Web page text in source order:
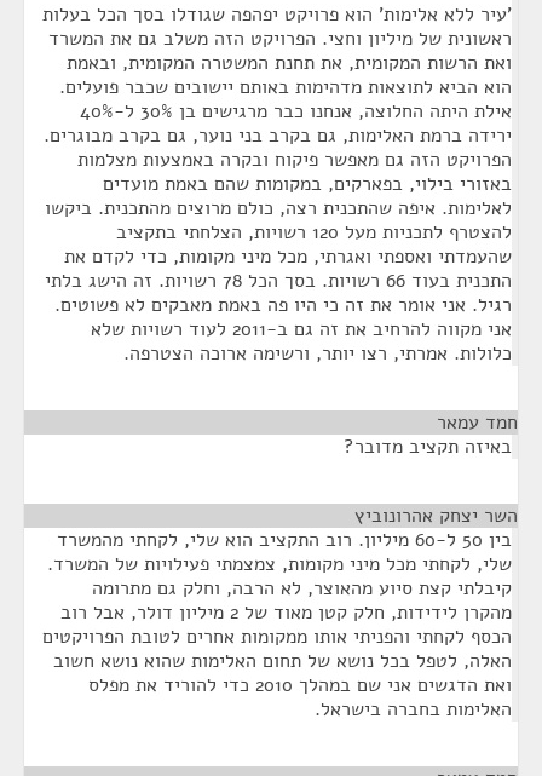
'עיר ללא אלימות' הוא פרויקט יפהפה שגודלו בסך הכל בעלות
ראשונית של מיליון וחצי. הפרויקט הזה משלב גם את המשרד
ואת הרשות המקומית, את תחנת המשטרה המקומית, ובאמת
הוא הביא לתוצאות מדהימות באותם יישובים שכבר פועלים.
אילת היתה החלוצה, אנחנו כבר מרגישים בן 30% ל-40%
ירידה ברמת האלימות, גם בקרב בני נוער, גם בקרב מבוגרים.
הפרויקט הזה גם מאפשר פיקוח ובקרה באמצעות מצלמות
באזורי בילוי, בפארקים, במקומות שהם באמת מועדים
לאלימות. איפה שהתכנית רצה, כולם מרוצים מהתכנית. ביקשו
להצטרף לתכניות מעל 120 רשויות, הצלחתי בתקציב
שהעמדתי ואספתי ואגרתי, מכל מיני מקומות, כדי לקדם את
התכנית בעוד 66 רשויות. בסך הכל 78 רשויות. זה הישג בלתי
רגיל. אני אומר את זה כי היו פה באמת מאבקים לא פשוטים.
אני מקווה להרחיב את זה גם ב-2011 לעוד רשויות שלא
כלולות. אמרתי, רצו יותר, ורשימה ארוכה הצטרפה.
חמד עמאר
באיזה תקציב מדובר?
השר יצחק אהרונוביץ
בין 50 ל-60 מיליון. רוב התקציב הוא שלי, לקחתי מהמשרד
שלי, לקחתי מכל מיני מקומות, צמצמתי פעילויות של המשרד.
קיבלתי קצת סיוע מהאוצר, לא הרבה, וחלק גם מתרומה
מהקרן לידידות, חלק קטן מאוד של 2 מיליון דולר, אבל רוב
הכסף לקחתי והפניתי אותו ממקומות אחרים לטובת הפרויקטים
האלה, לטפל בכל נושא של תחום האלימות שהוא נושא חשוב
ואת הדגשים אני שם במהלך 2010 כדי להוריד את מפלס
האלימות בחברה בישראל.